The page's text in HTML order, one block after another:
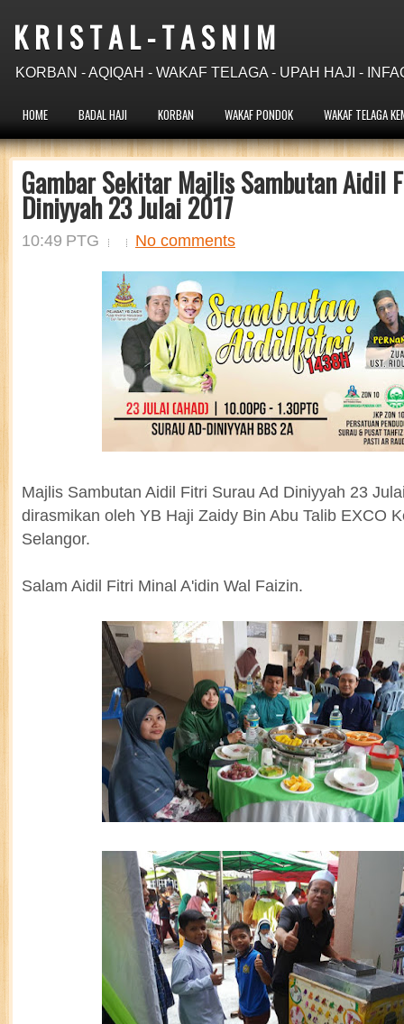
K R I S T A L - T A S N I M
KORBAN - AQIQAH - WAKAF TELAGA - UPAH HAJI -
HOME BADAL HAJI KORBAN WAKAF PONDOK WAKAF TELAGA
Gambar Sekitar Majlis Sambutan Aidil
Diniyyah 23 Julai 2017
10:49 PTG No comments
Majlis Sambutan Aidil Fitri Surau Ad Diniyyah 23
dirasmikan oleh YB Haji Zaidy Bin Abu Talib EXCO
Selangor.
Salam Aidil Fitri Minal A'idin Wal Faizin.